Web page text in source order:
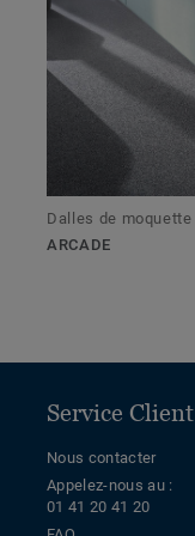
Dalles de moquette
ARCADE
Service Client
Nous contacter
Appelez-nous au :
01 41 20 41 20